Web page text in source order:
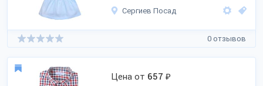
Сергиев Посад
0 отзывов
Цена от 657 ₽